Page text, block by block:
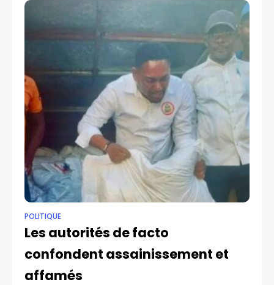
local du Consulat Général
POLITIQUE
Les autorités de facto
confondent assainissement et
affamés